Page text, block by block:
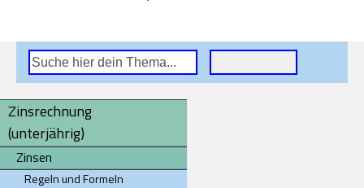
Zinsrechnung
(unterjährig)
Zinsen
Regeln und Formeln